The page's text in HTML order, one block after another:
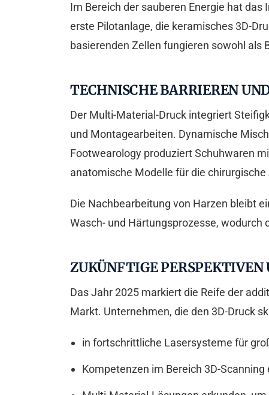
Im Bereich der sauberen Energie hat
erste Pilotanlage, die keramisches 3D-
basierenden Zellen fungieren sowohl als
TECHNISCHE BARRIEREN
Der Multi-Material-Druck integriert
und Montagearbeiten. Dynamische
Footwearology produziert Schuhwaren
anatomische Modelle für die
Die Nachbearbeitung von Harzen bleibt
Wasch- und Härtungsprozesse,
ZUKÜNFTIGE
Das Jahr 2025 markiert die Reife der
Markt. Unternehmen, die den 3D-Druck
in fortschrittliche Lasersysteme für
Kompetenzen im Bereich 3D-